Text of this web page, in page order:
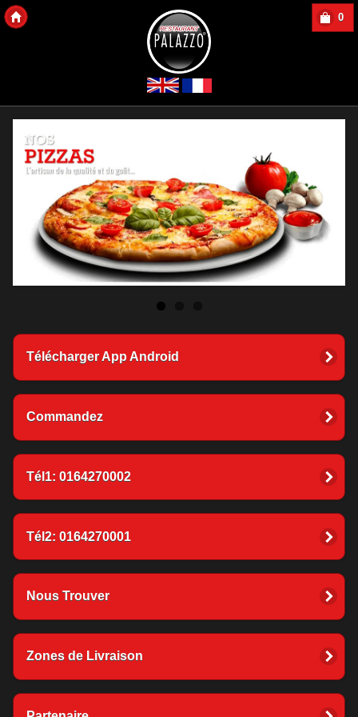
0
Télécharger App Android
Commandez
Tél1: 0164270002
Tél2: 0164270001
Nous Trouver
Zones de Livraison
Copyright 2013 Des-Click Com